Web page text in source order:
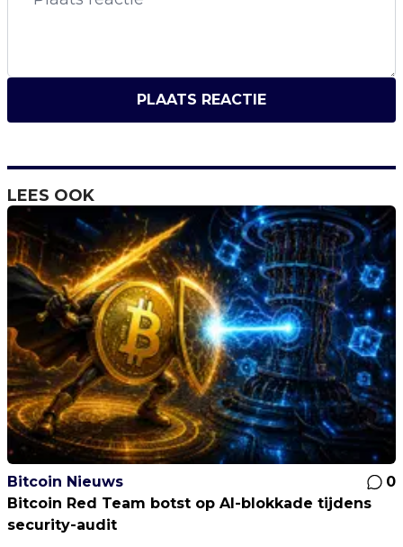
PLAATS REACTIE
LEES OOK
Bitcoin Nieuws
0
Bitcoin Red Team botst op AI-blokkade tijdens
security-audit